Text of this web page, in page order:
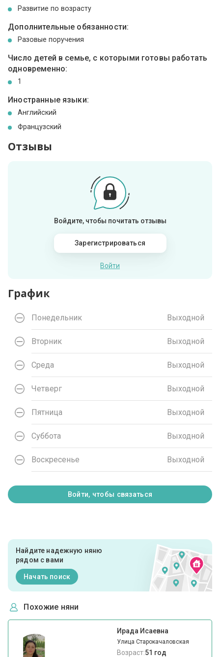
Развитие по возрасту
Дополнительные обязанности:
Разовые поручения
Число детей в семье, с которыми готовы работать
одновременно:
1
Иностранные языки:
Английский
Французский
Отзывы
Войдите, чтобы почитать отзывы
Зарегистрироваться
Войти
График
Понедельник Выходной
Вторник Выходной
Среда Выходной
Четверг Выходной
Пятница Выходной
Суббота Выходной
Воскресенье Выходной
Войти, чтобы связаться
Найдите надежную няню
рядом с вами
Начать поиск
Похожие няни
Ирада Исаевна
Улица Старокачаловская
Возраст:51 год